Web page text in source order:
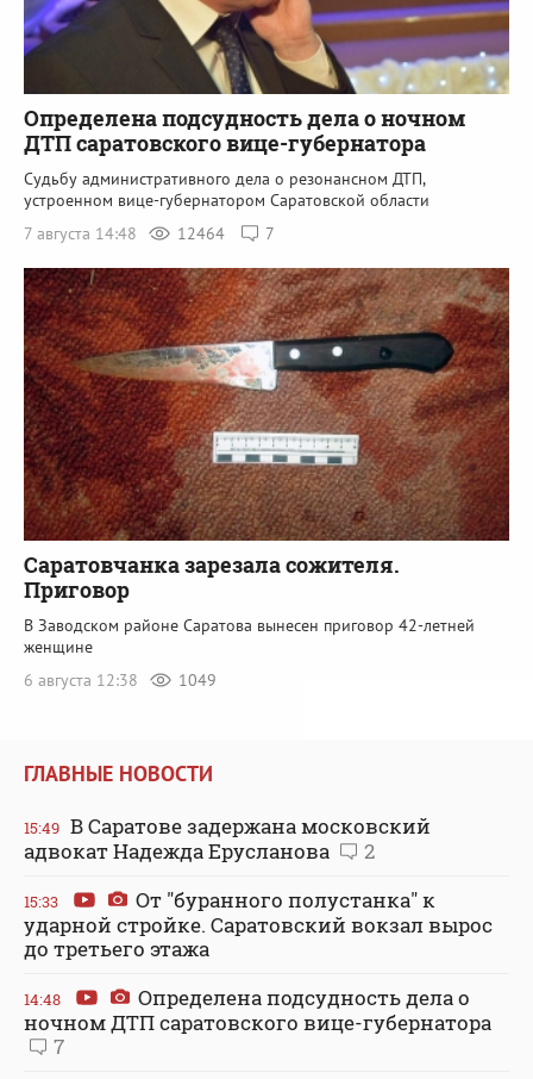
Определена подсудность дела о ночном
ДТП саратовского вице-губернатора
Судьбу административного дела о резонансном ДТП,
устроенном вице-губернатором Саратовской области
7 августа 14:48
12464 7
Саратовчанка зарезала сожителя.
Приговор
В Заводском районе Саратова вынесен приговор 42-летней
женщине
6 августа 12:38
1049
ГЛАВНЫЕ НОВОСТИ
15:49 В Саратове задержана московский
адвокат Надежда Ерусланова
2
15:33
От "буранного полустанка" к
ударной стройке. Саратовский вокзал вырос
до третьего этажа
14:48
Определена подсудность дела о
ночном ДТП саратовского вице-губернатора
7